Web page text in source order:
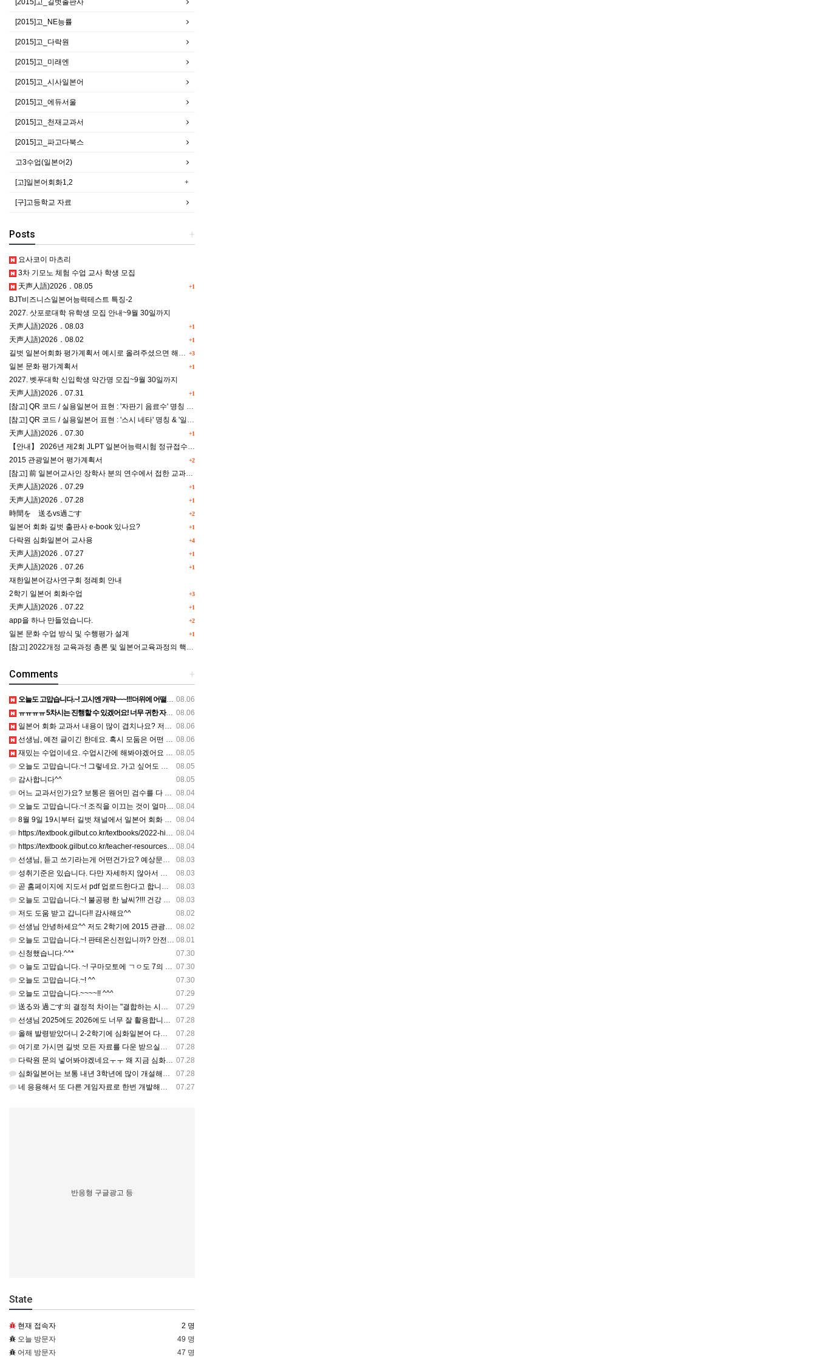
[2015]고_길벗출판사
[2015]고_NE능률
[2015]고_다락원
[2015]고_미래엔
[2015]고_시사일본어
[2015]고_에듀서울
[2015]고_천재교과서
[2015]고_파고다북스
고3수업(일본어2)
[고]일본어회화1,2
[구]고등학교 자료
+
Posts
요사코이 마츠리
3차 기모노 체험 수업 교사 학생 모집
+1
天声人語)2026．08.05
BJT비즈니스일본어능력테스트 특징-2
2027. 삿포로대학 유학생 모집 안내~9월 30일까지
+1
天声人語)2026．08.03
+1
天声人語)2026．08.02
+3
길벗 일본어회화 평가계획서 예시로 올려주셨으면 해요^^
+1
일본 문화 평가계획서
2027. 벳푸대학 신입학생 약간명 모집~9월 30일까지
+1
天声人語)2026．07.31
[참고] QR 코드 / 실용일본어 표현 : '자판기 음료수' 명칭 & '드럭스토어 약품명' 알아맞히기
[참고] QR 코드 / 실용일본어 표현 : '스시 네타' 명칭 & '일본편의점 상품명' 학습 게임
+1
天声人語)2026．07.30
【안내】 2026년 제2회 JLPT 일본어능력시험 정규접수 일정
+2
2015 관광일본어 평가계획서
[참고] 前 일본어교사인 장학사 분의 연수에서 접한 교과세특작성(매력있는 세특) Tip
+1
天声人語)2026．07.29
+1
天声人語)2026．07.28
+2
時間を 送るvs過ごす
+1
일본어 회화 길벗 출판사 e-book 있나요?
+4
다락원 심화일본어 교사용
+1
天声人語)2026．07.27
+1
天声人語)2026．07.26
재한일본어강사연구회 정례회 안내
+3
2학기 일본어 회화수업
+1
天声人語)2026．07.22
+2
app을 하나 만들었습니다.
+1
일본 문화 수업 방식 및 수행평가 설계
[참고] 2022개정 교육과정 총론 및 일본어교육과정의 핵심역량 인포그래픽 이미지 자료 사례(AI활용)
+
Comments
08.06
오늘도 고맙습니다.~! 고시엔 개먁~~~!!!더위에 어떨라나요...감사합니다. ^^
08.06
ㅠㅠㅠㅠ 5차시는 진행할 수 있겠어요! 너무 귀한 자료 정말 감사합니다!!!
08.06
일본어 회화 교과서 내용이 많이 겹치나요? 저는 1,2학기 출판사가 달라서인지, 회화 단어와 분량이 더 많다…
08.06
선생님, 예전 글이긴 한데요. 혹시 모둠은 어떤 식으로 구성하셨을까요? 진단평가를 보시고 모둠장(도우미학생)…
08.05
재밌는 수업이네요. 수업시간에 해봐야겠어요 감사합니다
08.05
오늘도 고맙습니다.~! 그렇네요. 가고 싶어도 다른 사람에게 민폐는 안되는 것... 감사해요. ^^
08.05
감사합니다^^
08.04
어느 교과서인가요? 보통은 원어민 검수를 다 할 것 같은데...
08.04
오늘도 고맙습니다.~! 조직을 이끄는 것이 얼마나 어려운 일일까요? 우선 봉사하는 마음이 필요!!! 감사해요…
08.04
8월 9일 19시부터 길벗 채널에서 일본어 회화 관련 연수를 저작 직강으로 한다고 합니다. 많이 도움이 되실…
08.04
https://textbook.gilbut.co.kr/textbooks/2022-high-school-jap…
08.04
https://textbook.gilbut.co.kr/teacher-resources/2022-high-sc…
08.03
선생님, 듣고 쓰기라는게 어떤건가요? 예상문장 20~30개 중 몇개를 틀어주고 들리는대로 쓰는 건가요? 자세…
08.03
성취기준은 있습니다. 다만 자세하지 않아서 교과서 내용에 맞게 좀 더 구체적으로 재구조화를 하신 선생님이 계…
08.03
곧 홈페이지에 지도서 pdf 업로드한다고 합니다. 이번 주나 다음 주에 e-book 기반 전자저작물도 업로드…
08.03
오늘도 고맙습니다.~! 불공평 한 날씨?!!! 건강 최고 입니다. ^^
08.02
저도 도움 받고 갑니다!! 감사해요^^
08.02
선생님 안녕하세요^^ 저도 2학기에 2015 관광일본어를 평가계획을 세우려고 하는데. ..아무리 찾아도 없어…
08.01
오늘도 고맙습니다.~! 판테온신전입니까? 안전 제일!! ㅎㅎ 감사해요. ^^
07.30
신청했습니다.^^*
07.30
ㅇ늘도 고맙습니다. ~! 구마모토에 ㄱㅇ도 7의 지진,,,무사, 안전을 기도 합니다. 감사해요...
07.30
오늘도 고맙습니다.~! ^^
07.29
오늘도 고맙습니다.~~~~!! ^^^
07.29
送る와 過ごす의 결정적 차이는 "결합하는 시간 단위"와 "묘사 대상"입니다. 過ごす 하루, 오후, 주말, 휴…
07.28
선생님 2025에도 2026에도 너무 잘 활용합니다.. 감사해요!!!
07.28
올해 발령받았더니 2-2학기에 심화일본어 다락원 교과서 채택되어 있네요. 저도 당장 다음달부터 수업을 해야하…
07.28
여기로 가시면 길벗 모든 자료를 다운 받으실수 있으세요^^ https://coffee-plume-710.no…
07.28
다락원 문의 넣어봐야겠네요ㅜㅜ 왜 지금 심화일본어가 개설된지는 저도 참 의문입니다... 작년에 계셨던 선생님…
07.28
심화일본어는 보통 내년 3학년에 많이 개설해서 지금 홈페이지에 없는가보네요~ 일본어랑 생활 일본어는 다 있는…
07.27
네 응용해서 또 다른 게임자료로 한번 개발해주셔도 좋습니다
반응형 구글광고 등
State
현재 접속자
2 명
오늘 방문자
49 명
어제 방문자
47 명